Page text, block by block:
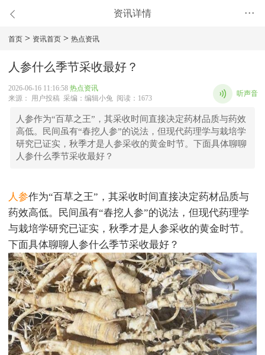
资讯详情 •••
首页 > 资讯首页 > 热点资讯
人参什么季节采收最好？
2026-06-16 11:16:58 热点资讯
来源： 用户投稿 采编：编辑小兔 阅读：1673
听声音
人参作为“百草之王”，其采收时间直接决定药材品质与药效
高低。民间虽有“春挖人参”的说法，但现代药理学与栽培学
研究已证实，秋季才是人参采收的黄金时节。下面具体聊聊
人参什么季节采收最好？
人参作为“百草之王”，其采收时间直接决定药材品质与
药效高低。民间虽有“春挖人参”的说法，但现代药理学
与栽培学研究已证实，秋季才是人参采收的黄金时节。
下面具体聊聊人参什么季节采收最好？